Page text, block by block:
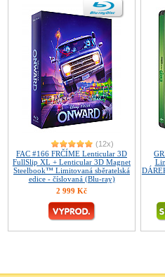
(12x)
FAC #166 FRČÍME Lenticular 3D
FullSlip XL + Lenticular 3D Magnet
Steelbook™ Limitovaná sběratelská
edice - číslovaná (Blu-ray)
2 999 Kč